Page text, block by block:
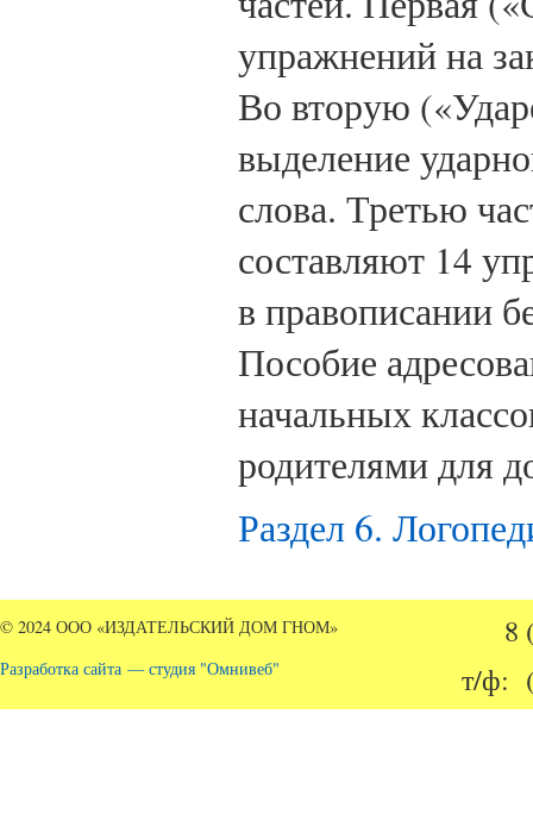
упражнений на
Во вторую
выделение
слова. Третью
составляют 14
в правописании
Пособие
начальных
родителями для
Раздел 6.
© 2024 ООО «ИЗДАТЕЛЬСКИЙ ДОМ ГНОМ»
Разработка сайта — студия "Омнивеб"
8
т/ф: